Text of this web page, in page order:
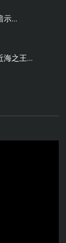
示...
海之王...